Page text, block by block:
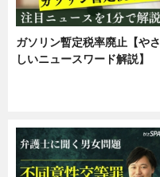
ガソリン暫定税率廃止【やさ
しいニュースワード解説】